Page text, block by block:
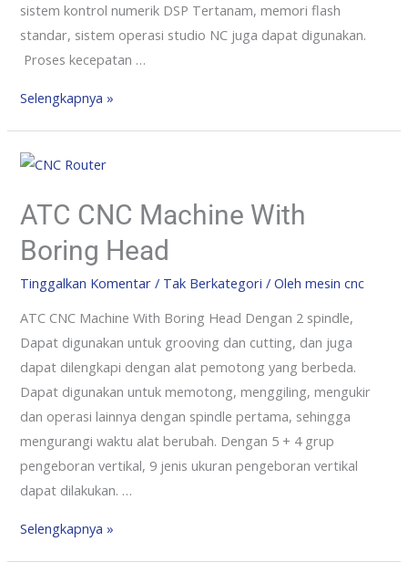
sistem kontrol numerik DSP Tertanam, memori flash
standar, sistem operasi studio NC juga dapat digunakan.
Proses kecepatan …
Selengkapnya »
ATC CNC Machine With
Boring Head
Tinggalkan Komentar / Tak Berkategori / Olehmesin cnc
ATC CNC Machine With Boring Head Dengan 2 spindle,
Dapat digunakan untuk grooving dan cutting, dan juga
dapat dilengkapi dengan alat pemotong yang berbeda.
Dapat digunakan untuk memotong, menggiling, mengukir
dan operasi lainnya dengan spindle pertama, sehingga
mengurangi waktu alat berubah. Dengan 5 + 4 grup
pengeboran vertikal, 9 jenis ukuran pengeboran vertikal
dapat dilakukan. …
Selengkapnya »